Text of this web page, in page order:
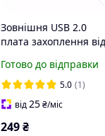
Зовнішня USB 2.0
плата захоплення
1080p для стриму та
запису
Готово до відправки
5.0 (1)
від25₴/міс
249₴